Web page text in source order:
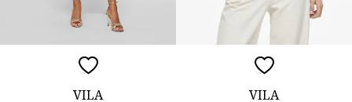
VILA VILA